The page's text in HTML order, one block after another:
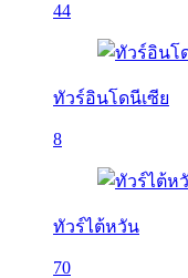
44
ทัวร์อินโดนีเซีย
8
ทัวร์ไต้หวัน
70